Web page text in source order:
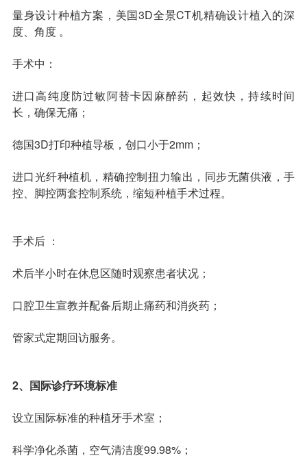
箍牙orthodontics
收费标准
就医指引
量身设计种植方案，美国3D全景CT机精确设计植入的深
度、角度 。
手术中：
进口高纯度防过敏阿替卡因麻醉药，起效快，持续时间
长，确保无痛；
德国3D打印种植导板，创口小于2mm；
进口光纤种植机，精确控制扭力输出，同步无菌供液，手
控、脚控两套控制系统，缩短种植手术过程。
手术后 ：
术后半小时在休息区随时观察患者状况；
口腔卫生宣教并配备后期止痛药和消炎药；
管家式定期回访服务。
2、国际诊疗环境标准
设立国际标准的种植牙手术室；
科学净化杀菌，空气清洁度99.98%；